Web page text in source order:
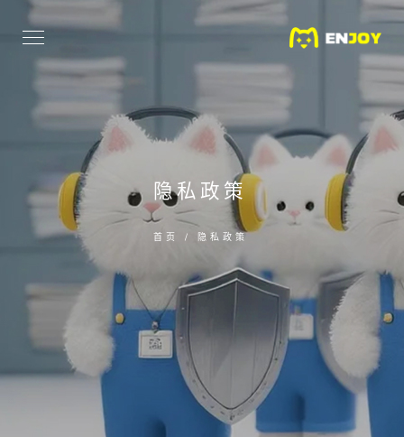
隐私政策
首页 / 隐私政策